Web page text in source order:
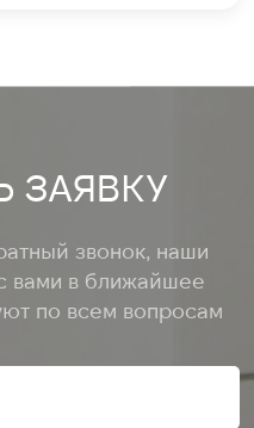
ЗАЯВКУ
звонок, наши
вами в ближайшее
по всем вопросам